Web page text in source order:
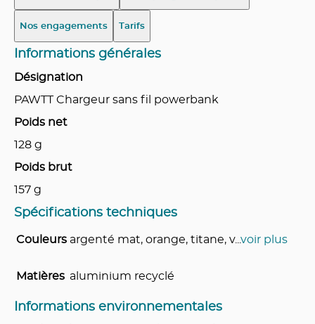
Nos engagements Tarifs
Informations générales
Désignation
PAWTT Chargeur sans fil powerbank
Poids net
128 g
Poids brut
157 g
Spécifications techniques
Couleurs argenté mat, orange, titane, v...voir plus
Matières aluminium recyclé
Informations environnementales